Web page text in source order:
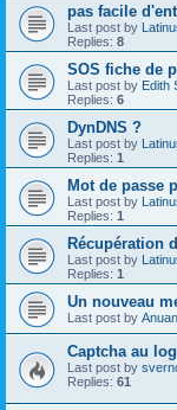
pas facile
Last post by
Replies: 8
SOS fiche de
Last post by Edith
Replies: 6
DynDNS ?
Last post by
Replies: 1
Mot de passe
Last post by
Replies: 1
Récupération
Last post by
Replies: 1
Un nouveau
Last post by
Captcha au
Last post by
Replies: 61